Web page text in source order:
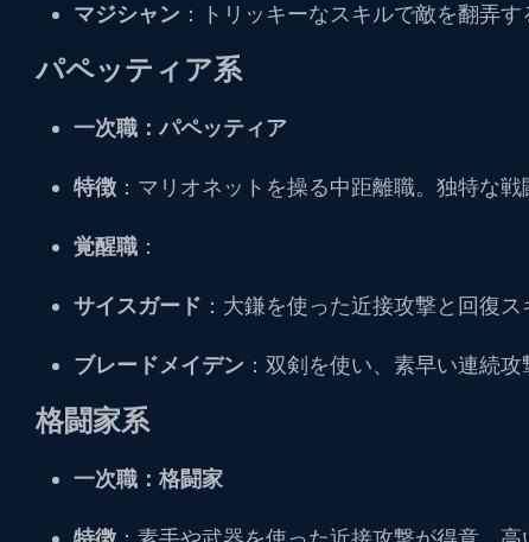
マジシャン ：トリッキーなスキルで敵を翻弄す
パペッティア系
一次職：パペッティア
特徴 ：マリオネットを操る中距離職。独特な戦
覚醒職 ：
サイスガード ：大鎌を使った近接攻撃と回復ス
ブレードメイデン ：双剣を使い、素早い連続攻
格闘家系
一次職：格闘家